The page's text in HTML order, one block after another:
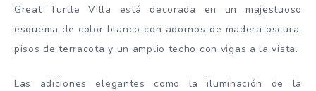
Great Turtle Villa está decorada en un majestuoso
esquema de color blanco con adornos de madera oscura,
pisos de terracota y un amplio techo con vigas a la vista.
Las adiciones elegantes como la iluminación de la